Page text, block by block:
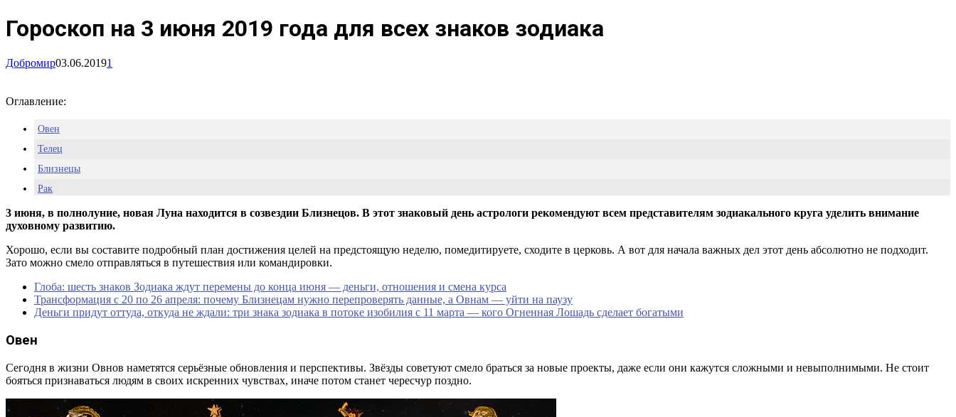
Гороскоп на 3 июня 2019 года для всех знаков зодиака
Добромир03.06.20191
Оглавление:
Овен
Телец
Близнецы
Рак
Лев
Дева
Весы
Скорпион
Стрелец
Козерог
3 июня, в полнолуние, новая Луна находится в созвездии Близнецов. В этот знаковый день астрологи рекомендуют всем представителям зодиакального круга уделить внимание
духовному развитию.
Хорошо, если вы составите подробный план достижения целей на предстоящую неделю, помедитируете, сходите в церковь. А вот для начала важных дел этот день абсолютно не подходит.
Зато можно смело отправляться в путешествия или командировки.
Глоба: шесть знаков Зодиака ждут перемены до конца июня — деньги, отношения и смена курса
Трансформация с 20 по 26 апреля: почему Близнецам нужно перепроверять данные, а Овнам — уйти на паузу
Деньги придут оттуда, откуда не ждали: три знака зодиака в потоке изобилия с 11 марта — кого Огненная Лошадь сделает богатыми
Овен
Сегодня в жизни Овнов наметятся серьёзные обновления и перспективы. Звёзды советуют смело браться за новые проекты, даже если они кажутся сложными и невыполнимыми. Не стоит
бояться признаваться людям в своих искренних чувствах, иначе потом станет чересчур поздно.